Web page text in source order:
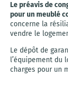
Le préavis de
pour un meublé
concerne la
vendre le
Le dépôt de
l’équipement du
charges pour un